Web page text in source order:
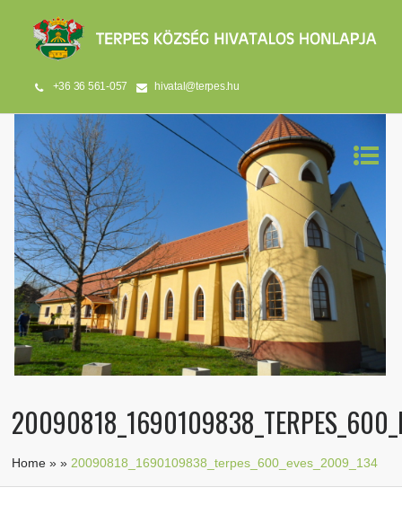
+36 36 561-057 hivatal@terpes.hu
Home »» 20090818_1690109838_terpes_600_eves_2009_134